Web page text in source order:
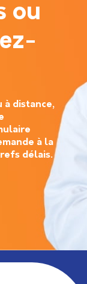
ou
à distance,
à la
délais.